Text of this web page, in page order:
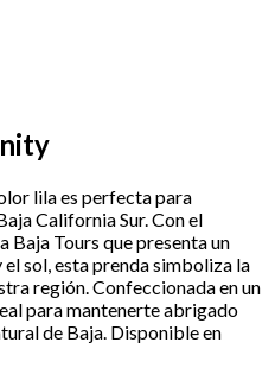
lila es perfecta para
California Sur. Con el
Tours que presenta un
sol, esta prenda simboliza la
región. Confeccionada en un
para mantenerte abrigado
de Baja. Disponible en